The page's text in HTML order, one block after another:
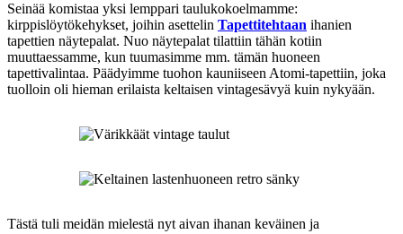
Seinää komistaa yksi lemppari taulukokoelmamme:
kirppislöytökehykset, joihin asettelin Tapettitehtaan ihanien
tapettien näytepalat. Nuo näytepalat tilattiin tähän kotiin
muuttaessamme, kun tuumasimme mm. tämän huoneen
tapettivalintaa. Päädyimme tuohon kauniiseen Atomi-tapettiin, joka
tuolloin oli hieman erilaista keltaisen vintagesävyä kuin nykyään.
Tästä tuli meidän mielestä nyt aivan ihanan keväinen ja